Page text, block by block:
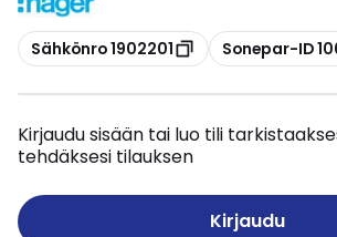
Kopioi
Sähkönro 1902201 Kopioi
Sonepar-ID
Kirjaudu sisään tai luo tili
tehdäksesi tilauksen
Kirjaudu